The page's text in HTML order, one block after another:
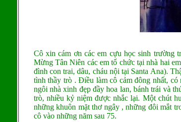
Cô xin cám ơn các em cựu học sinh trường
Mừng Tân Niên các em tổ chức tại nhà hai
đình con trai, dâu, cháu nội tại Santa Ana).
tình thầy trò . Điều làm cô cảm đông nhất,
ngôi nhà xinh đẹp đầy hoa lan, bánh trái và
trò, nhiều kỷ niệm được nhắc lại. Một chút
những khuôn mặt thơ ngây , những đôi mắt
cô vào những năm sau 75.